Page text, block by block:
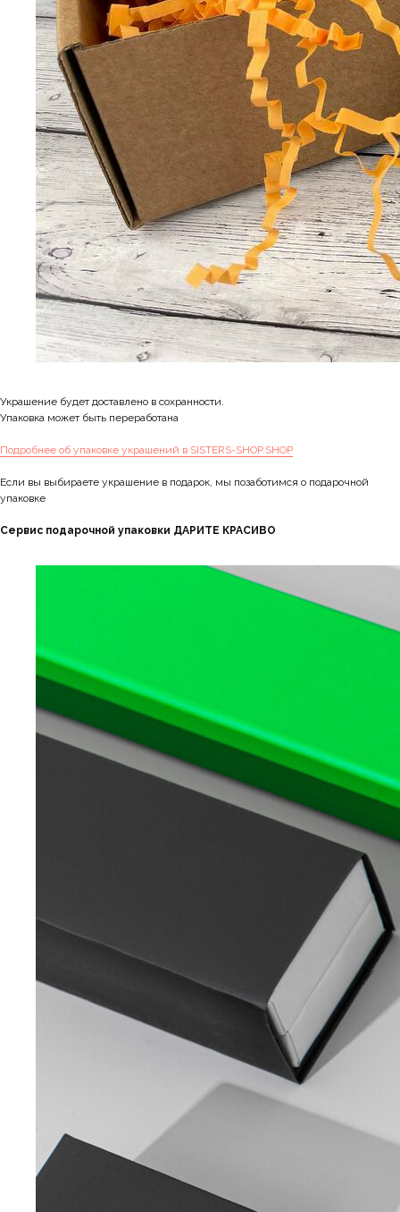
Украшение будет доставлено в сохранности.
Упаковка может быть переработана
Подробнее об упаковке украшений в SISTERS-SHOP.SHOP
Если вы выбираете украшение в подарок, мы позаботимся о подарочной
упаковке
Сервис подарочной упаковки ДАРИТЕ КРАСИВО